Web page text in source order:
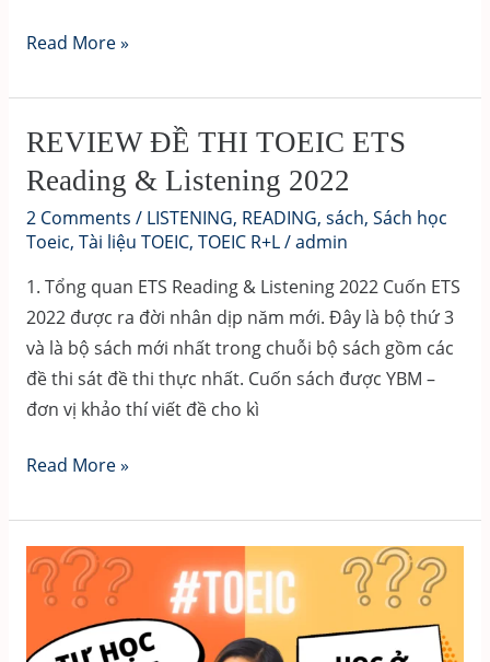
đủ
tiết
từ
bài
tập
[FREE]
tự
học
LISTENING
–
PART
1
Read More »
REVIEW ĐỀ THI TOEIC ETS
Reading & Listening 2022
2 Comments / LISTENING, READING, sách, Sách học
Toeic, Tài liệu TOEIC, TOEIC R+L/admin
1. Tổng quan ETS Reading & Listening 2022 Cuốn ETS
2022 được ra đời nhân dịp năm mới. Đây là bộ thứ 3
và là bộ sách mới nhất trong chuỗi bộ sách gồm các
đề thi sát đề thi thực nhất. Cuốn sách được YBM –
đơn vị khảo thí viết đề cho kì
REVIEW
THI
TOEIC
ETS
&
Read More »